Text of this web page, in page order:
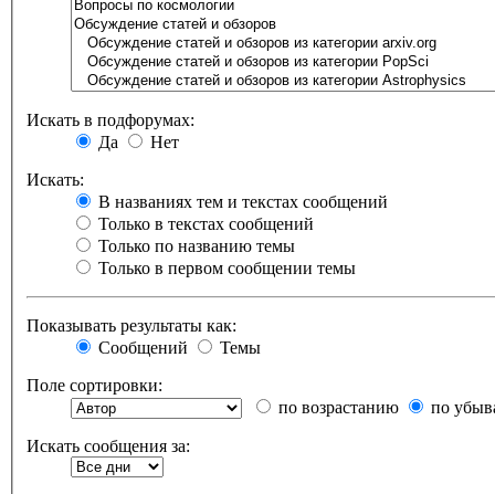
Искать в подфорумах:
Да
Нет
Искать:
В названиях тем и текстах сообщений
Только в текстах сообщений
Только по названию темы
Только в первом сообщении темы
Показывать результаты как:
Сообщений
Темы
Поле сортировки:
по возрастанию
по
Искать сообщения за: